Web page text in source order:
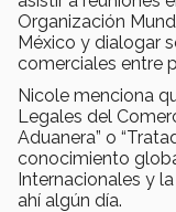
Organización
México y dialogar
comerciales entre
Nicole menciona
Legales del
Aduanera” o
conocimiento
Internacionales y
ahí algún día.